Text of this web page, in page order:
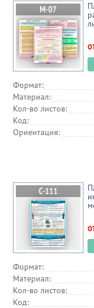
Формат:
Материал:
Кол-во листов:
Код:
Ориентация:
Формат:
Материал:
Кол-во листов:
Код: